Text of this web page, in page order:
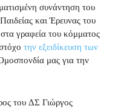
συνάντηση του
και Έρευνας του
γραφεία του κόμματος
την εξειδίκευση των
μας για την
του ΔΣ Γιώργος